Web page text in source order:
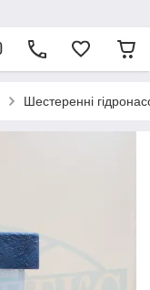
Шестеренні